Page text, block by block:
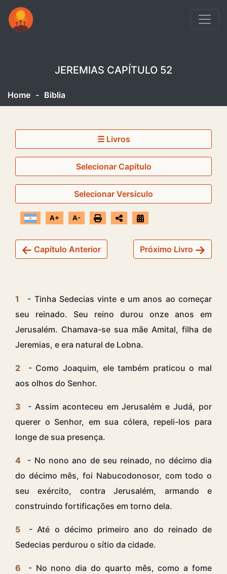
JEREMIAS CAPÍTULO 52
Home - Biblia
☰ Livros
Selecionar Capítulo
Selecionar Versículo
A+ A-
Capítulo Anterior Próximo Livro
1
- Tinha Sedecias vinte e um anos ao começar
seu reinado. Seu reino durou onze anos em
Jerusalém. Chamava-se sua mãe Amital, filha de
Jeremias, e era natural de Lobna.
2
- Como Joaquim, ele também praticou o mal
aos olhos do Senhor.
3
- Assim aconteceu em Jerusalém e Judá, por
querer o Senhor, em sua cólera, repeli-los para
longe de sua presença.
4
- No nono ano de seu reinado, no décimo dia
do décimo mês, foi Nabucodonosor, com todo o
seu exército, contra Jerusalém, armando e
construindo fortificações em torno dela.
5
- Até o décimo primeiro ano do reinado de
Sedecias perdurou o sítio da cidade.
6
- No nono dia do quarto mês, como a fome